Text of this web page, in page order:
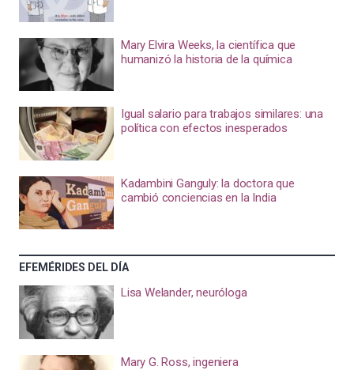
Mary Elvira Weeks, la científica que
humanizó la historia de la química
Igual salario para trabajos similares: una
política con efectos inesperados
Kadambini Ganguly: la doctora que
cambió conciencias en la India
EFEMÉRIDES DEL DÍA
Lisa Welander, neuróloga
Mary G. Ross, ingeniera